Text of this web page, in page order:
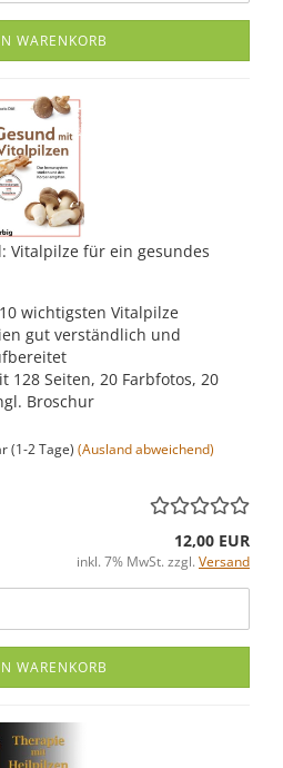
WARENKORB
Vitalpilze für ein gesundes
wichtigsten Vitalpilze
gut verständlich und
128 Seiten, 20 Farbfotos, 20
Broschur
(1-2 Tage) (Ausland abweichend)
12,00 EUR
inkl. 7% MwSt. zzgl. Versand
WARENKORB